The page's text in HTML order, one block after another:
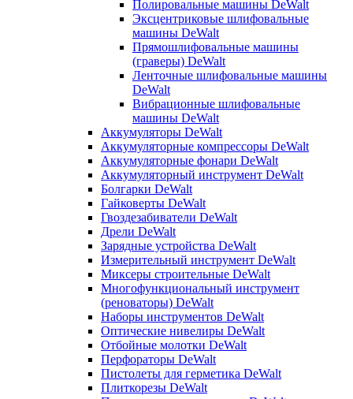
Полировальные машины DeWalt
Эксцентриковые шлифовальные
машины DeWalt
Прямошлифовальные машины
(граверы) DeWalt
Ленточные шлифовальные машины
DeWalt
Вибрационные шлифовальные
машины DeWalt
Аккумуляторы DeWalt
Аккумуляторные компрессоры DeWalt
Аккумуляторные фонари DeWalt
Аккумуляторный инструмент DeWalt
Болгарки DeWalt
Гайковерты DeWalt
Гвоздезабиватели DeWalt
Дрели DeWalt
Зарядные устройства DeWalt
Измерительный инструмент DeWalt
Миксеры строительные DeWalt
Многофункциональный инструмент
(реноваторы) DeWalt
Наборы инструментов DeWalt
Оптические нивелиры DeWalt
Отбойные молотки DeWalt
Перфораторы DeWalt
Пистолеты для герметика DeWalt
Плиткорезы DeWalt